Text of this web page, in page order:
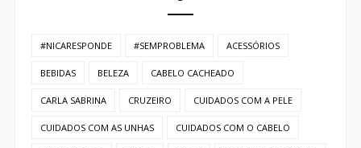
#NICARESPONDE #SEMPROBLEMA ACESSÓRIOS
BEBIDAS BELEZA CABELO CACHEADO
CARLA SABRINA CRUZEIRO CUIDADOS COM A PELE
CUIDADOS COM AS UNHAS CUIDADOS COM O CABELO